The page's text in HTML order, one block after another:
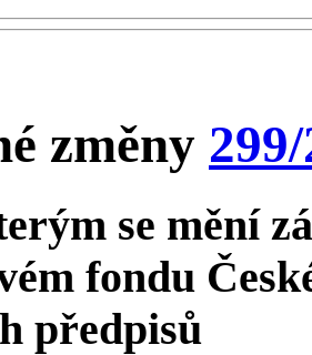
změny
se mění
fondu
předpisů